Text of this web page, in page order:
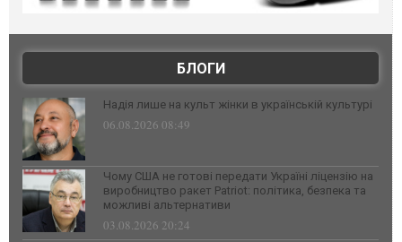
БЛОГИ
Надія лише на культ жінки в українській культурі
06.08.2026 08:49
Чому США не готові передати Україні ліцензію на
виробництво ракет Patriot: політика, безпека та
можливі альтернативи
03.08.2026 20:24